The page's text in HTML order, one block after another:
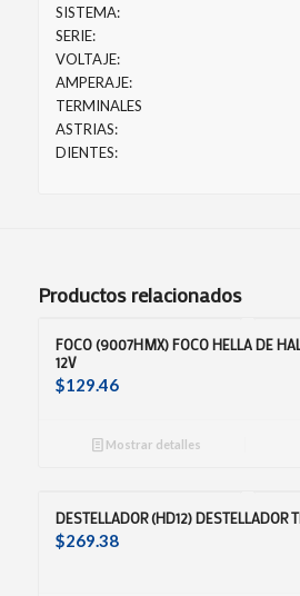
SISTEMA:
SERIE:
VOLTAJE:
AMPERAJE:
TERMINALES
ASTRIAS:
DIENTES:
Productos relacionados
FOCO (9007HMX) FOCO HELLA DE
12V
$129.46
Mostrar detalles
DESTELLADOR (HD12) DESTELLADOR
$269.38